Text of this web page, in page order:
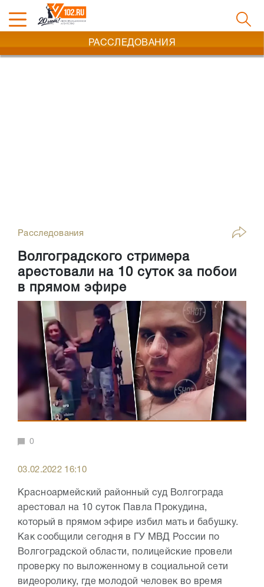
РАССЛЕДОВАНИЯ
Расследования
Волгоградского стримера
арестовали на 10 суток за побои
в прямом эфире
0
03.02.2022 16:10
Красноармейский районный суд Волгограда
арестовал на 10 суток Павла Прокудина,
который в прямом эфире избил мать и бабушку.
Как сообщили сегодня в ГУ МВД России по
Волгоградской области, полицейские провели
проверку по выложенному в социальной сети
видеоролику, где молодой человек во время